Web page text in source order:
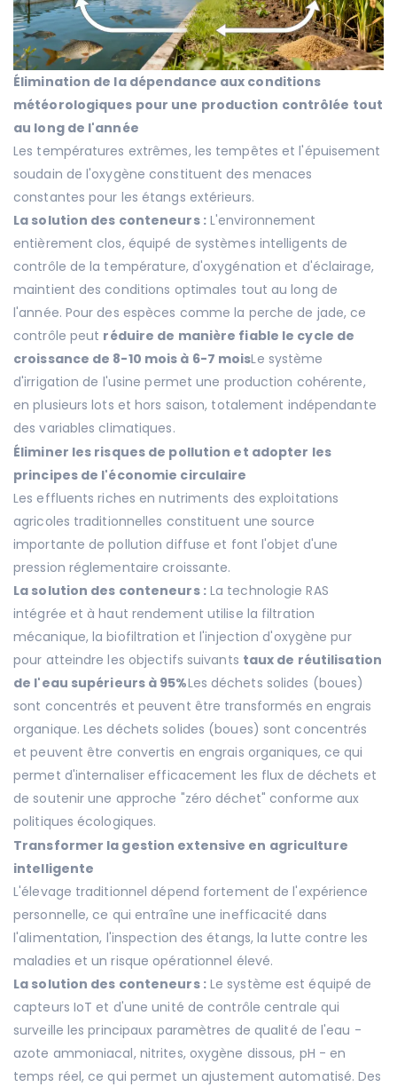
Élimination de la dépendance aux conditions
météorologiques pour une production contrôlée tout
au long de l'année
Les températures extrêmes, les tempêtes et l'épuisement
soudain de l'oxygène constituent des menaces
constantes pour les étangs extérieurs.
La solution des conteneurs :L'environnement
entièrement clos, équipé de systèmes intelligents de
contrôle de la température, d'oxygénation et d'éclairage,
maintient des conditions optimales tout au long de
l'année. Pour des espèces comme la perche de jade, ce
contrôle peut réduire de manière fiable le cycle de
croissance de 8-10 mois à 6-7 moisLe système
d'irrigation de l'usine permet une production cohérente,
en plusieurs lots et hors saison, totalement indépendante
des variables climatiques.
Éliminer les risques de pollution et adopter les
principes de l'économie circulaire
Les effluents riches en nutriments des exploitations
agricoles traditionnelles constituent une source
importante de pollution diffuse et font l'objet d'une
pression réglementaire croissante.
La solution des conteneurs :La technologie RAS
intégrée et à haut rendement utilise la filtration
mécanique, la biofiltration et l'injection d'oxygène pur
pour atteindre les objectifs suivants taux de réutilisation
de l'eau supérieurs à 95%Les déchets solides (boues)
sont concentrés et peuvent être transformés en engrais
organique. Les déchets solides (boues) sont concentrés
et peuvent être convertis en engrais organiques, ce qui
permet d'internaliser efficacement les flux de déchets et
de soutenir une approche "zéro déchet" conforme aux
politiques écologiques.
Transformer la gestion extensive en agriculture
intelligente
L'élevage traditionnel dépend fortement de l'expérience
personnelle, ce qui entraîne une inefficacité dans
l'alimentation, l'inspection des étangs, la lutte contre les
maladies et un risque opérationnel élevé.
La solution des conteneurs :Le système est équipé de
capteurs IoT et d'une unité de contrôle centrale qui
surveille les principaux paramètres de qualité de l'eau -
azote ammoniacal, nitrites, oxygène dissous, pH - en
temps réel, ce qui permet un ajustement automatisé. Des